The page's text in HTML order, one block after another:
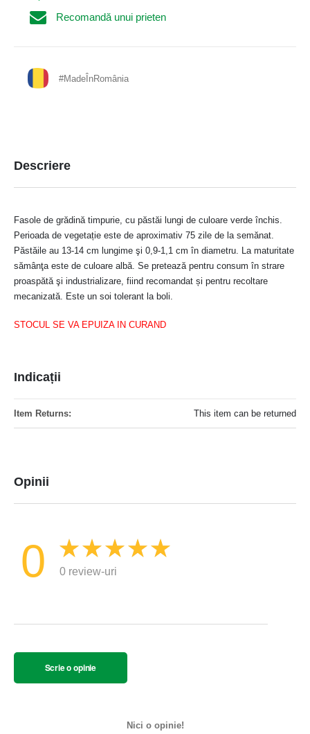
Recomandă unui prieten
#MadeÎnRomânia
Descriere
Fasole de grădină timpurie, cu păstăi lungi de culoare verde închis.
Perioada de vegetație este de aproximativ 75 zile de la semănat.
Păstăile au 13-14 cm lungime şi 0,9-1,1 cm în diametru. La maturitate
sămânţa este de culoare albă. Se pretează pentru consum în strare
proaspătă şi industrializare, fiind recomandat și pentru recoltare
mecanizată. Este un soi tolerant la boli.
STOCUL SE VA EPUIZA IN CURAND
Indicații
This item can be returned
Opinii
0 0 review-uri
Scrie o opinie
Nici o opinie!